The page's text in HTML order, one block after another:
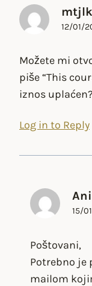
12/01/
Možete mi
piše “This
iznos uplaćen?
Log in to Reply
15/
Poštovani,
Potrebno je
mailom